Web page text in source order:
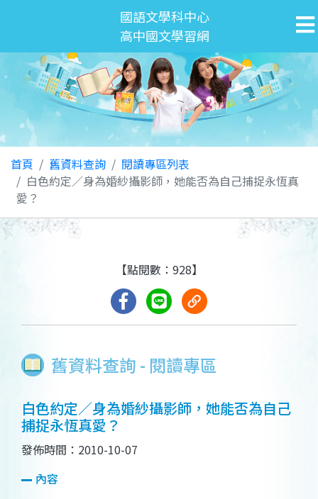
國語文學科中心
高中國文學習網
首頁 舊資料查詢
閱讀專區列表
白色約定／身為婚紗攝影師，她能否為自己捕捉永恆真
愛？
舊資料查詢 - 閱讀專區
【點閱數：928】
白色約定／身為婚紗攝影師，她能否為自己
捕捉永恆真愛？
發佈時間：2010-10-07
內容